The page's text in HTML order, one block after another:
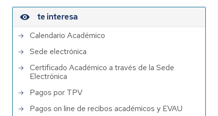
te interesa
Calendario Académico
Sede electrónica
Certificado Académico a través de la Sede
Electrónica
Pagos por TPV
Pagos on line de recibos académicos y EVAU